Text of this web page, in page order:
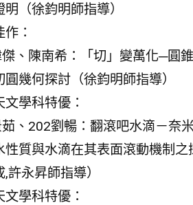
（徐鈞明師指導）
：
、陳南希：「切」變萬化─圓
圓幾何探討（徐鈞明師指導）
學科特優：
、202劉暢：翻滾吧水滴－奈
性質與水滴在其表面滾動機制之
,許永昇師指導）
學科特優：